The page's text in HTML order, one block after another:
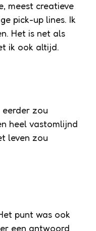
meest creatieve
pick-up lines. Ik
Het is net als
ik ook altijd.
zou
heel vastomlijnd
leven zou
punt was ook
een antwoord